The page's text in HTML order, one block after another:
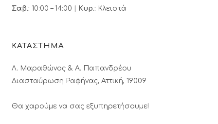
Σαβ.: 10:00 – 14:00 | Κυρ.: Κλειστά
ΚΑΤΑΣΤΗΜΑ
Λ. Μαραθώνος & A. Παπανδρέου
Διασταύρωση Ραφήνας, Αττική, 19009
Θα χαρούμε να σας εξυπηρετήσουμε!